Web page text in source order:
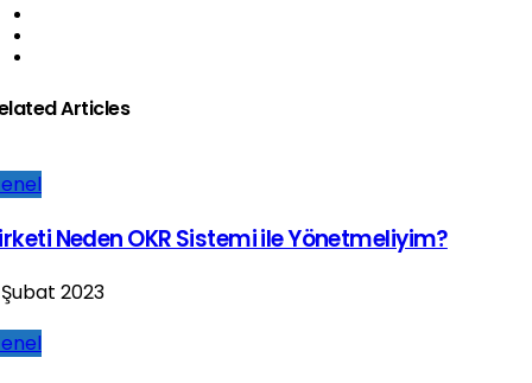
Articles
Neden OKR Sistemi ile Yönetmeliyim?
2023